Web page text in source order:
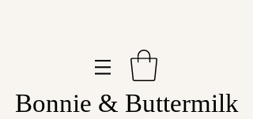
Bonnie & Buttermilk